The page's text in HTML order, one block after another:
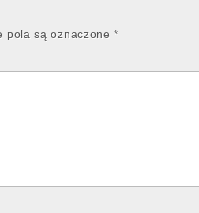
pola są oznaczone*